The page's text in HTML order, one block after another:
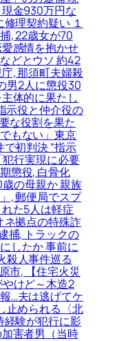
金930万円な
理契約疑い １
, 22歳女が70
感情を抱かせ
どとウソ 約42
, 那須町夫婦殺
男2人に懲役30
体的に果たし
示役と仲介役の
な役割を果た
もない」東京
初判決 “指示
犯行実現に必要
懲役, 白骨化
の母親か 親族
, 郵便局でスプ
た5人は軽症
ネ拠点の特殊詐
捕, トラックの
したか 事前に
殺人事件巡る
市, 【住宅火災
けど～木造2
…夫は逃げてケ
止められる〈北
経験が犯行に影
害者男（当時